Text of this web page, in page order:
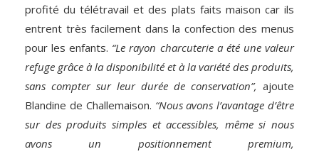
profité du télétravail et des plats faits maison car ils
entrent très facilement dans la confection des menus
pour les enfants. “Le rayon charcuterie a été une valeur
refuge grâce à la disponibilité et à la variété des produits,
sans compter sur leur durée de conservation”, ajoute
Blandine de Challemaison. “Nous avons l’avantage d’être
sur des produits simples et accessibles, même si nous
avons un positionnement premium,